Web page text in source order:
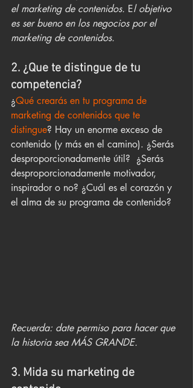
el marketing de contenidos. El objetivo
es ser bueno en los negocios por el
marketing de contenidos.
2. ¿Que te distingue de tu
competencia?
¿Qué crearás en tu programa de
marketing de contenidos que te
distingue? Hay un enorme exceso de
contenido (y más en el camino). ¿Serás
desproporcionadamente útil?  ¿Serás
desproporcionadamente motivador,
inspirador o no? ¿Cuál es el corazón y
el alma de su programa de contenido?
Recuerda: date permiso para hacer que
la historia sea MÁS GRANDE.
3. Mida su marketing de